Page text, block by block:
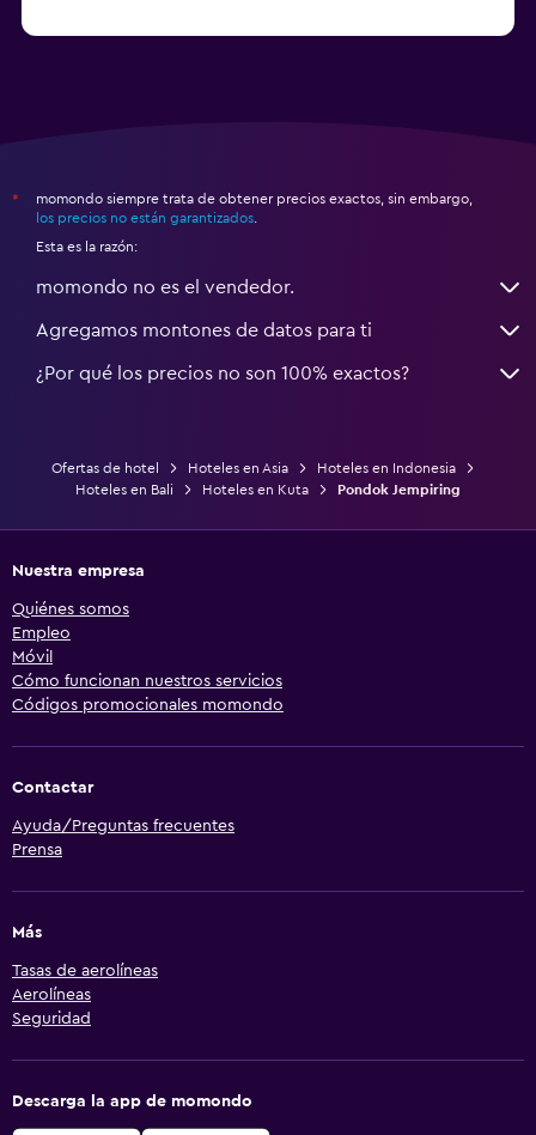
*
momondo siempre trata de obtener precios exactos, sin embargo,
los precios no están garantizados
Esta es la razón:
momondo no es el vendedor.
Agregamos montones de datos para ti
¿Por qué los precios no son 100% exactos?
Ofertas de hotel Hoteles en Asia
Hoteles en Indonesia
Hoteles en Bali
Hoteles en Kuta Pondok Jempiring
Nuestra empresa
Quiénes somos
Empleo
Móvil
Cómo funcionan nuestros servicios
Códigos promocionales momondo
Contactar
Ayuda/Preguntas frecuentes
Prensa
Más
Tasas de aerolíneas
Aerolíneas
Seguridad
Descarga la app de momondo